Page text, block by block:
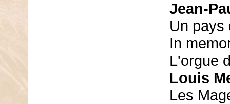
Jean-
Un pays
In
L'orgue
Louis
Les